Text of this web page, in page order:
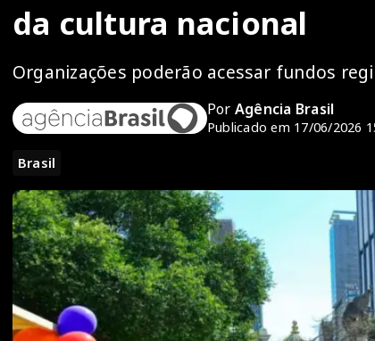
da cultura nacional
Organizações poderão acessar fundos
Por Agência Brasil
Publicado em 17/06/2026
Brasil